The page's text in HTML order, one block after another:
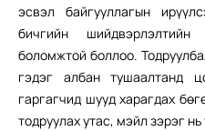
эсвэл байгууллагын
бичгийн
боломжтой боллоо.
гэдэг албан тушаалтанд
гаргагчид шууд харагдах
тодруулах утас, мэйл зэрэг